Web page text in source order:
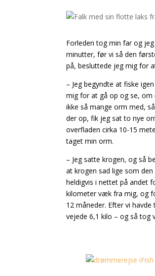
Forleden tog min far og
minutter, før vi så den
på, besluttede jeg mig for
– Jeg begyndte at fiske
mig for at gå op og se, om
ikke så mange orm med,
der op, fik jeg sat to nye
overfladen cirka 10-15
taget min orm.
– Jeg satte krogen, og så
at krogen sad lige som
heldigvis i nettet på andet
kilometer væk fra mig, og
12 måneder. Efter vi
vejede 6,1 kilo – og så tog